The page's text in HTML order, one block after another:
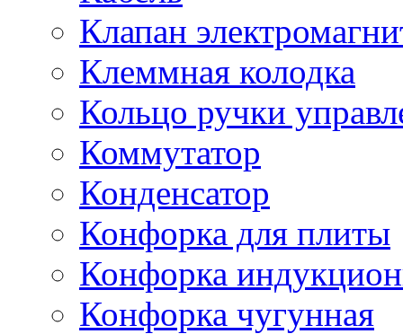
Клапан
Клеммная колодка
Кольцо ручки
Коммутатор
Конденсатор
Конфорка для плиты
Конфорка
Конфорка чугунная